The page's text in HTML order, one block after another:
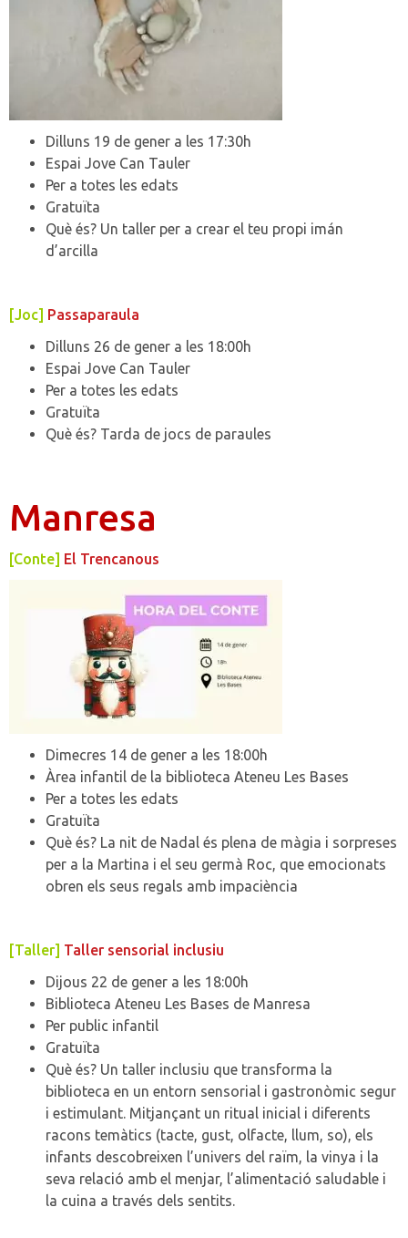
Dilluns 19 de gener a les 17:30h
Espai Jove Can Tauler
Per a totes les edats
Gratuïta
Què és? Un taller per a crear el teu propi imán
d’arcilla
[Joc] Passaparaula
Dilluns 26 de gener a les 18:00h
Espai Jove Can Tauler
Per a totes les edats
Gratuïta
Què és? Tarda de jocs de paraules
Manresa
[Conte] El Trencanous
Dimecres 14 de gener a les 18:00h
Àrea infantil de la biblioteca Ateneu Les Bases
Per a totes les edats
Gratuïta
Què és? La nit de Nadal és plena de màgia i sorpreses
per a la Martina i el seu germà Roc, que emocionats
obren els seus regals amb impaciència
[Taller] Taller sensorial inclusiu
Dijous 22 de gener a les 18:00h
Biblioteca Ateneu Les Bases de Manresa
Per public infantil
Gratuïta
Què és? Un taller inclusiu que transforma la
biblioteca en un entorn sensorial i gastronòmic segur
i estimulant. Mitjançant un ritual inicial i diferents
racons temàtics (tacte, gust, olfacte, llum, so), els
infants descobreixen l’univers del raïm, la vinya i la
seva relació amb el menjar, l’alimentació saludable i
la cuina a través dels sentits.